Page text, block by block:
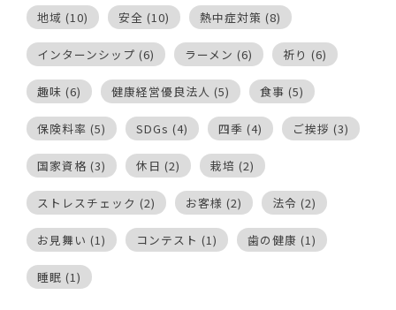
地域 (10) 安全 (10) 熱中症対策 (8)
インターンシップ (6) ラーメン (6) 祈り (6)
趣味 (6) 健康経営優良法人 (5) 食事 (5)
保険料率 (5) SDGs (4) 四季 (4) ご挨拶 (3)
国家資格 (3) 休日 (2) 栽培 (2)
ストレスチェック (2) お客様 (2) 法令 (2)
お見舞い (1) コンテスト (1) 歯の健康 (1)
睡眠 (1)